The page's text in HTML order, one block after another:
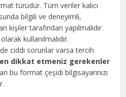
türüdür. Tüm veriler kalıcı
bilgili ve deneyimli,
kişiler tarafından yapılmalıdır.
kullanılmalıdır.
ciddi sorunlar varsa tercih
dikkat etmeniz gerekenler
bu format çeşidi bilgisayarınızı